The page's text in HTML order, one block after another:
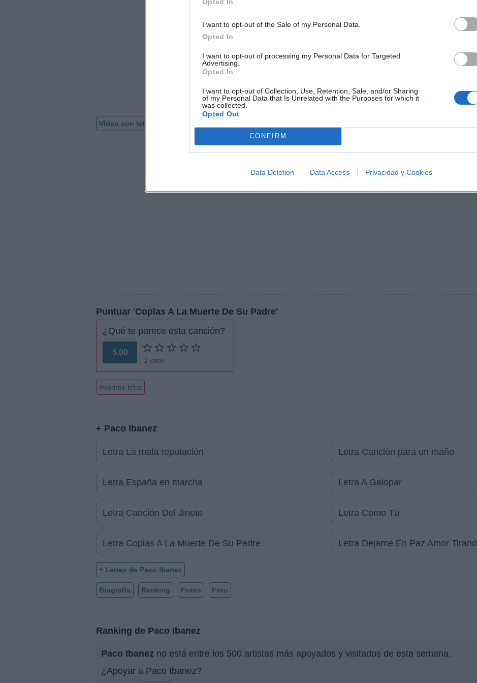
I want to opt-out of the Sale of my Personal Data.
Opted In
I want to opt-out of processing my Personal Data for Targeted
Advertising.
Opted In
I want to opt-out of Collection, Use, Retention, Sale, and/or Sharing
of my Personal Data that Is Unrelated with the Purposes for which it
was collected.
Opted Out
CONFIRM
Data Deletion Data Access Privacidad y Cookies
y criados
en su gloria
su memoria
Vídeo con letra
Puntuar 'Coplas A La Muerte De Su Padre'
¿Qué te parece esta canción?
5,00
2 votos
Imprimir letra
+ Paco Ibanez
Letra La mala reputación Letra Canción para un maño
Letra España en marcha Letra A Galopar
Letra Canción Del Jinete Letra Como Tú
Letra Coplas A La Muerte De Su Padre Letra Dejame En Paz Amor Tirano
+ Letras de Paco Ibanez
Biografía Ranking Fotos Foro
Ranking de Paco Ibanez
Paco Ibanez no está entre los 500 artistas más apoyados y visitados de esta semana.
¿Apoyar a Paco Ibanez?